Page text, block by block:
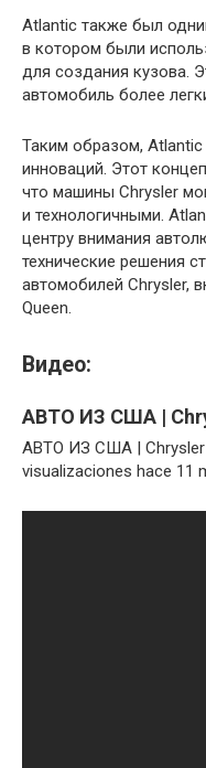
Atlantic также был
в котором были
для создания кузова.
автомобиль более
Таким образом,
инноваций. Этот
что машины Chrysler
и технологичными.
центру внимания
технические решения
автомобилей Chrysler,
Queen.
Видео:
АВТО ИЗ США |
АВТО ИЗ США | Chrysler
visualizaciones hace 11